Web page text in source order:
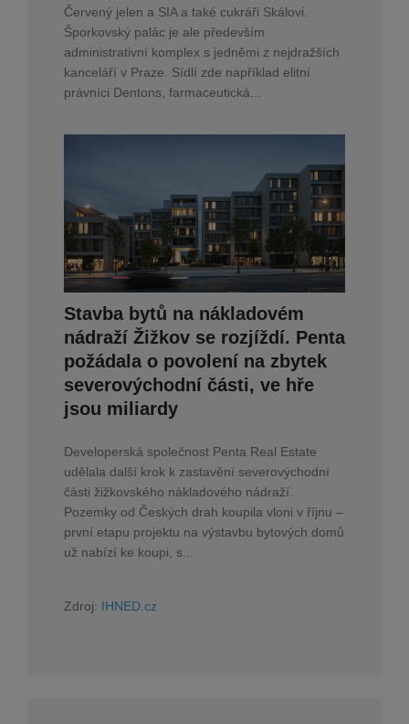
Červený jelen a SIA a také cukráři Skálovi.
Šporkovský palác je ale především
administrativní komplex s jedněmi z nejdražších
kanceláří v Praze. Sídlí zde například elitní
právníci Dentons, farmaceutická...
Stavba bytů na nákladovém
nádraží Žižkov se rozjíždí. Penta
požádala o povolení na zbytek
severovýchodní části, ve hře
jsou miliardy
Developerská společnost Penta Real Estate
udělala další krok k zastavění severovýchodní
části žižkovského nákladového nádraží.
Pozemky od Českých drah koupila vloni v říjnu –
první etapu projektu na výstavbu bytových domů
už nabízí ke koupi, s...
Zdroj: IHNED.cz